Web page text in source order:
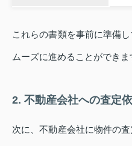
これらの書類を事前に準備
ムーズに進めることができま
2. 不動産会社への査定
次に、不動産会社に物件の